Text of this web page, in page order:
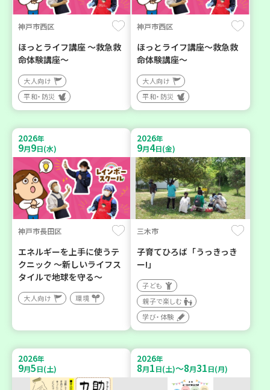
神戸市西区
ほっとライフ講座 ～救急救
命体験講座～
大人向け
平和・防災
神戸市西区
ほっとライフ講座～救急救
命体験講座～
大人向け
平和・防災
2026年
9月9日(水)
神戸市長田区
エネルギーを上手に使うテ
クニック ～新しいライフス
タイルで地球を守る～
大人向け 環境
2026年
9月4日(金)
三木市
子育てひろば「うっきっき
ー!」
子ども
親子で楽しむ
学び・体験
2026年
9月5日(土)
2026年
8月1日(土)～8月31日(月)